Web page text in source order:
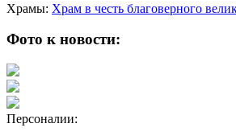
Храмы: Храм в честь благоверного
Фото к новости:
Персоналии: